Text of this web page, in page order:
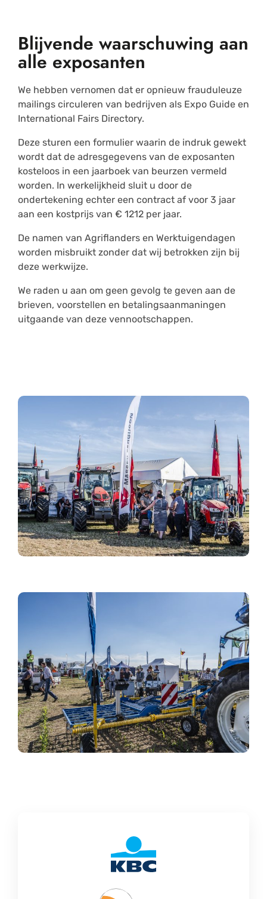
Blijvende waarschuwing aan
alle exposanten
We hebben vernomen dat er opnieuw frauduleuze
mailings circuleren van bedrijven als Expo Guide en
International Fairs Directory.
Deze sturen een formulier waarin de indruk gewekt
wordt dat de adresgegevens van de exposanten
kosteloos in een jaarboek van beurzen vermeld
worden. In werkelijkheid sluit u door de
ondertekening echter een contract af voor 3 jaar
aan een kostprijs van € 1212 per jaar.
De namen van Agriflanders en Werktuigendagen
worden misbruikt zonder dat wij betrokken zijn bij
deze werkwijze.
We raden u aan om geen gevolg te geven aan de
brieven, voorstellen en betalingsaanmaningen
uitgaande van deze vennootschappen.